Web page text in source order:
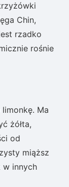
Chin,
rzadko
rośnie
Ma
żółta,
od
miąższ
w innych